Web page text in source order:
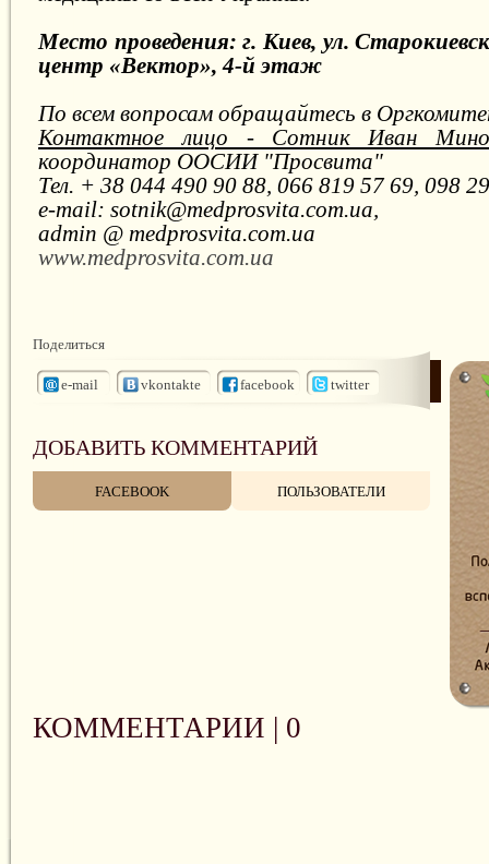
Место проведения: г. Киев, ул.
центр «Вектор», 4-й этаж
По всем вопросам обращайтесь в
Контактное лицо - Сотник Иван
координатор ООСИИ "Просвита"
Тел. + 38 044 490 90 88, 066 819 57 69, 098
e-mail: sotnik@medprosvita.com.ua,
admin @ medprosvita.com.ua
www.medprosvita.com.ua
Поделиться
e-mail vkontakte facebook twitter
ДОБАВИТЬ КОММЕНТАРИЙ
FACEBOOK ПОЛЬЗОВАТЕЛИ
КОММЕНТАРИИ | 0